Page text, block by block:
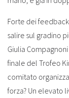
Forte dei
salire sul gradino
Giulia
finale del Trofeo
comitato
forza? Un elevato